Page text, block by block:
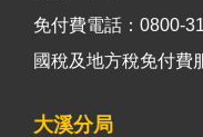
免付費電話：0800-
國稅及地方稅免付費
大溪分局